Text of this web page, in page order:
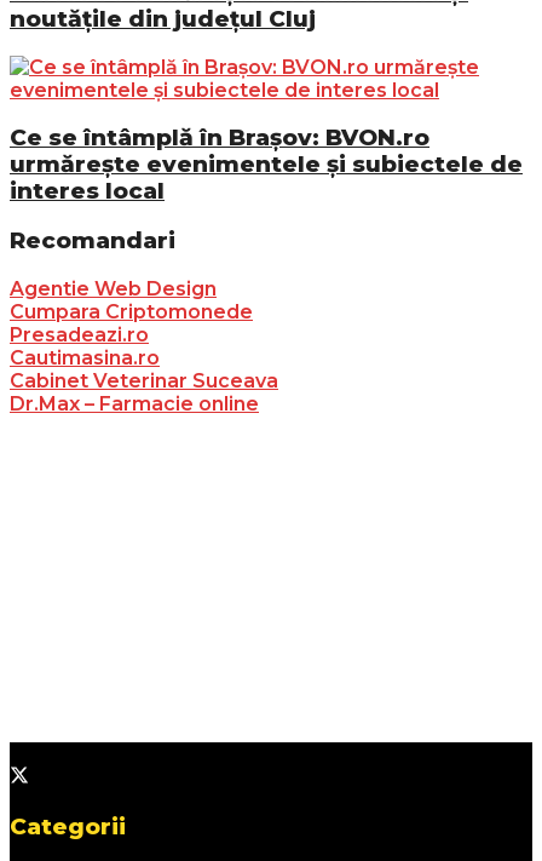
noutățile din județul Cluj
Ce se întâmplă în Brașov: BVON.ro
urmărește evenimentele și subiectele de
interes local
Recomandari
Agentie Web Design
Cumpara Criptomonede
Presadeazi.ro
Cautimasina.ro
Cabinet Veterinar Suceava
Dr.Max – Farmacie online
Categorii